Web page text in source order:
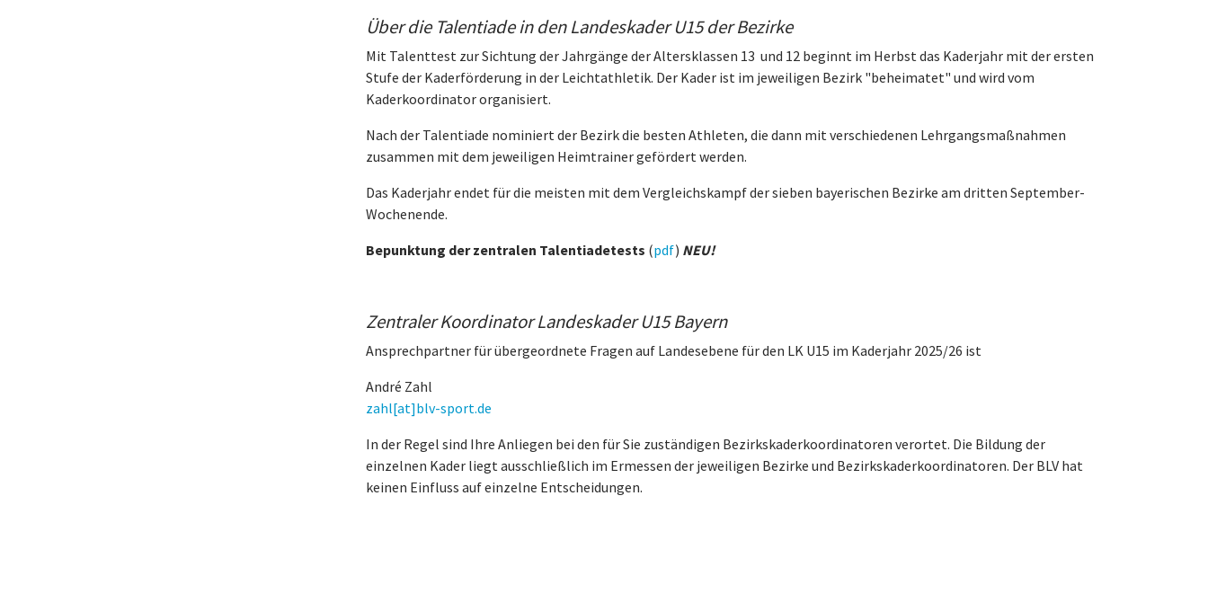
Über die Talentiade in den Landeskader U15 der Bezirke
Mit Talenttest zur Sichtung der Jahrgänge der Altersklassen 13 und 12 beginnt im Herbst das Kaderjahr mit der ersten
Stufe der Kaderförderung in der Leichtathletik. Der Kader ist im jeweiligen Bezirk "beheimatet" und wird vom
Kaderkoordinator organisiert.
Nach der Talentiade nominiert der Bezirk die besten Athleten, die dann mit verschiedenen Lehrgangsmaßnahmen
zusammen mit dem jeweiligen Heimtrainer gefördert werden.
Das Kaderjahr endet für die meisten mit dem Vergleichskampf der sieben bayerischen Bezirke am dritten September-
Wochenende.
Bepunktung der zentralen Talentiadetests (pdf) NEU!
Zentraler Koordinator Landeskader U15 Bayern
Ansprechpartner für übergeordnete Fragen auf Landesebene für den LK U15 im Kaderjahr 2025/26 ist
André Zahl
zahl[at]blv-sport.de
In der Regel sind Ihre Anliegen bei den für Sie zuständigen Bezirkskaderkoordinatoren verortet. Die Bildung der
einzelnen Kader liegt ausschließlich im Ermessen der jeweiligen Bezirke und Bezirkskaderkoordinatoren. Der BLV hat
keinen Einfluss auf einzelne Entscheidungen.